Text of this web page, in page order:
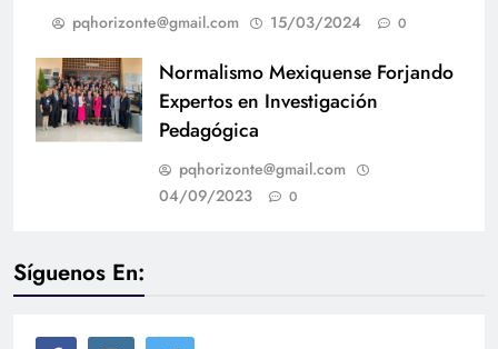
pqhorizonte@gmail.com 15/03/2024 0
Normalismo Mexiquense Forjando
Expertos en Investigación
Pedagógica
pqhorizonte@gmail.com
04/09/2023
0
Síguenos En: